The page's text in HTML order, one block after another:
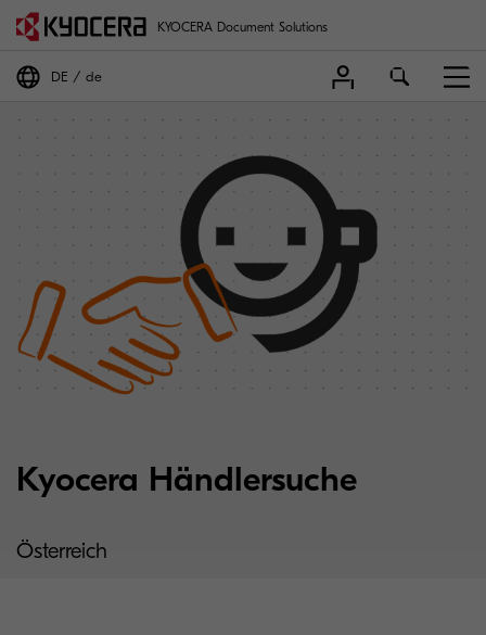
KYOCERA Document Solutions
DE de
Kyocera Händlersuche
Österreich